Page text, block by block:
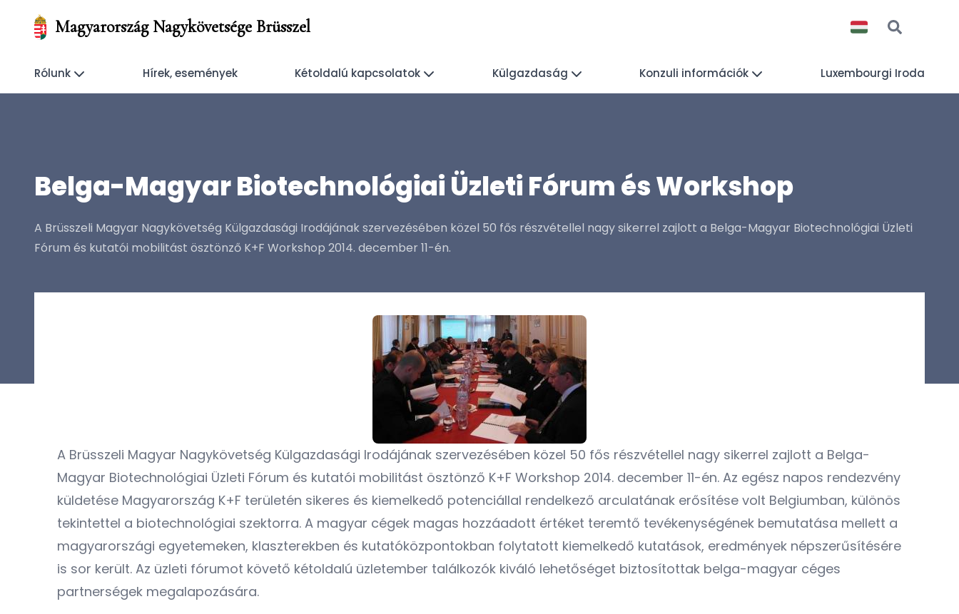
Magyarország Nagykövetsége Brüsszel
Rólunk Hírek, események Kétoldalú kapcsolatok Külgazdaság Konzuli információk Luxembourgi Iroda
Belga-Magyar Biotechnológiai Üzleti Fórum és Workshop
A Brüsszeli Magyar Nagykövetség Külgazdasági Irodájának szervezésében közel 50 fős részvétellel nagy sikerrel zajlott a Belga-Magyar Biotechnológiai Üzleti
Fórum és kutatói mobilitást ösztönző K+F Workshop 2014. december 11-én.
A Brüsszeli Magyar Nagykövetség Külgazdasági Irodájának szervezésében közel 50 fős részvétellel nagy sikerrel zajlott a Belga-
Magyar Biotechnológiai Üzleti Fórum és kutatói mobilitást ösztönző K+F Workshop 2014. december 11-én. Az egész napos rendezvény
küldetése Magyarország K+F területén sikeres és kiemelkedő potenciállal rendelkező arculatának erősítése volt Belgiumban, különös
tekintettel a biotechnológiai szektorra. A magyar cégek magas hozzáadott értéket teremtő tevékenységének bemutatása mellett a
magyarországi egyetemeken, klaszterekben és kutatóközpontokban folytatott kiemelkedő kutatások, eredmények népszerűsítésére
is sor került. Az üzleti fórumot követő kétoldalú üzletember találkozók kiváló lehetőséget biztosítottak belga-magyar céges
partnerségek megalapozására.